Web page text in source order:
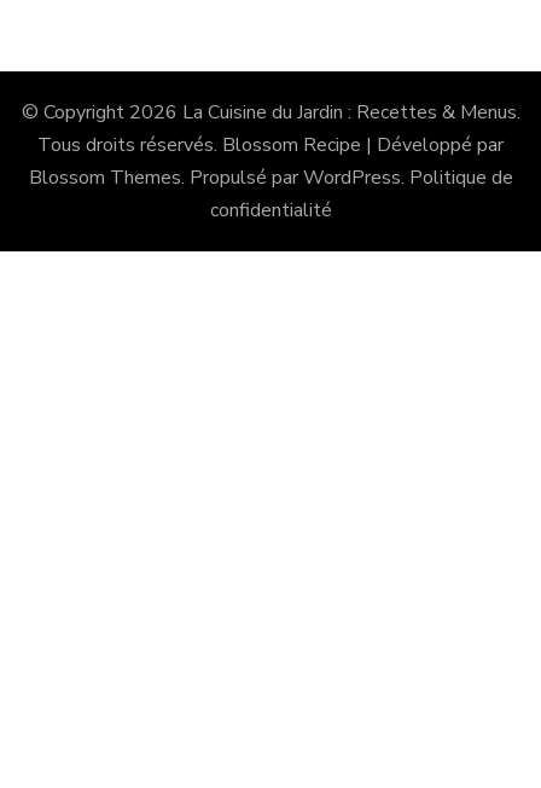
© Copyright 2026 La Cuisine du Jardin : Recettes & Menus.
Tous droits réservés. Blossom Recipe | Développé par
Blossom Themes. Propulsé parWordPress. Politique de
confidentialité